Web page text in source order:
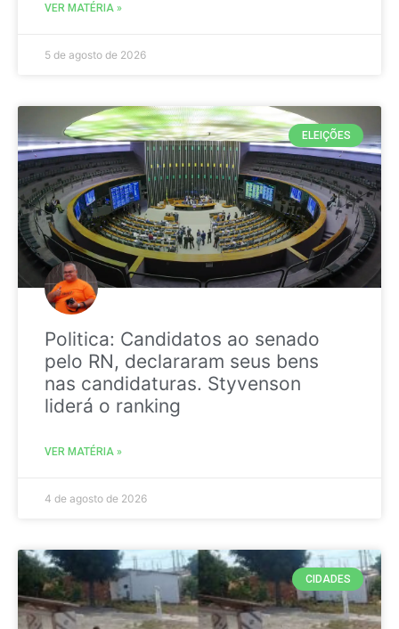
VER MATÉRIA »
5 de agosto de 2026
ELEIÇÕES
Politica: Candidatos ao senado
pelo RN, declararam seus bens
nas candidaturas. Styvenson
liderá o ranking
VER MATÉRIA »
4 de agosto de 2026
CIDADES